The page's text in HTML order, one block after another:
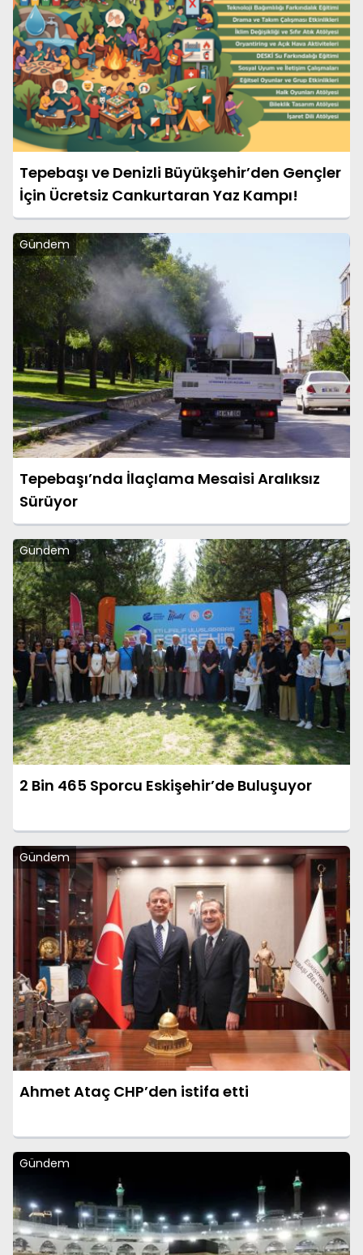
Tepebaşı ve Denizli Büyükşehir’den Gençler
İçin Ücretsiz Cankurtaran Yaz Kampı!
Gündem
Tepebaşı’nda İlaçlama Mesaisi Aralıksız
Sürüyor
Gündem
2 Bin 465 Sporcu Eskişehir’de Buluşuyor
Gündem
Ahmet Ataç CHP’den istifa etti
Gündem